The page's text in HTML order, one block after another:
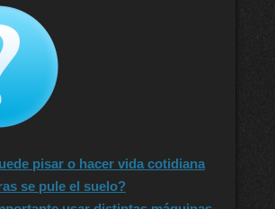
pisar o hacer vida cotidiana
se pule el suelo?